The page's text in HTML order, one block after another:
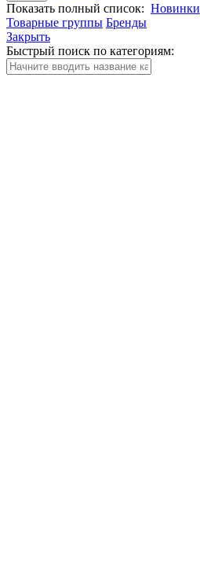
Показать полный список: Новинки
Товарные группы Бренды
Закрыть
Быстрый поиск по категориям: